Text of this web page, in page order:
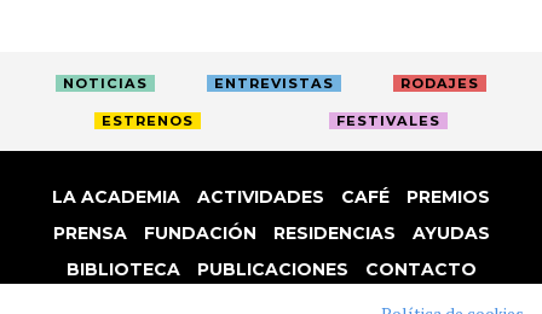
NOTICIAS ENTREVISTAS RODAJES
ESTRENOS FESTIVALES
LA ACADEMIA ACTIVIDADES CAFÉ
PREMIOS
PRENSA
FUNDACIÓN RESIDENCIAS
AYUDAS
BIBLIOTECA
PUBLICACIONES
CONTACTO
COOKIES